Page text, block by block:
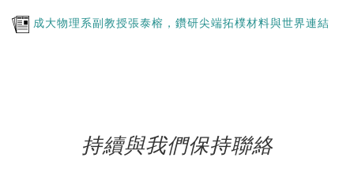
成大物理系副教授張泰榕，鑽研尖端拓樸材料與世界連結
持續與我們保持聯絡